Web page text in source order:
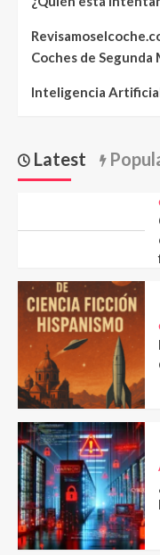
Coches de Segunda
Inteligencia
Latest